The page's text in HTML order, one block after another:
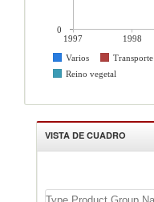
1997 1998
Varios
Transporte
Reino vegetal
0
VISTA DE CUADRO